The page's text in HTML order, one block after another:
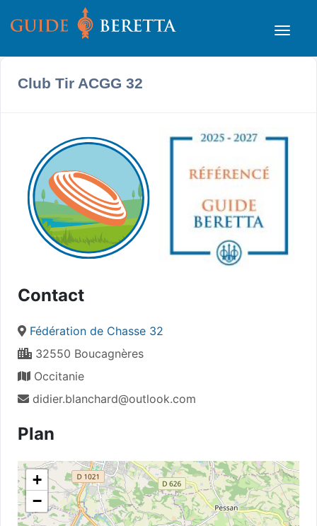
Club Tir ACGG 32
Contact
Fédération de Chasse 32
32550 Boucagnères
Occitanie
didier.blanchard@outlook.com
Plan
+
−